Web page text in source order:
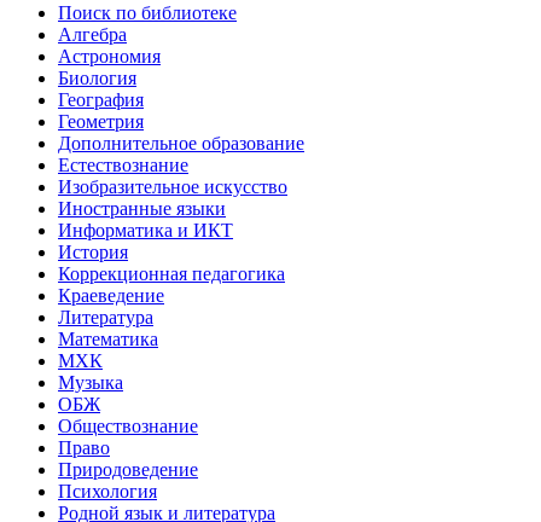
Поиск по библиотеке
Алгебра
Астрономия
Биология
География
Геометрия
Дополнительное образование
Естествознание
Изобразительное искусство
Иностранные языки
Информатика и ИКТ
История
Коррекционная педагогика
Краеведение
Литература
Математика
МХК
Музыка
ОБЖ
Обществознание
Право
Природоведение
Психология
Родной язык и литература